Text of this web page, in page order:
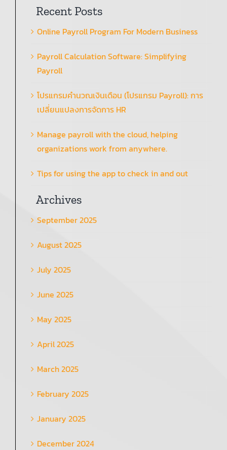
Recent Posts
Online Payroll Program For Modern Business
Payroll Calculation Software: Simplifying
Payroll
โปรแกรมคำนวณเงินเดือน (โปรแกรม Payroll): การ
เปลี่ยนแปลงการจัดการ HR
Manage payroll with the cloud, helping
organizations work from anywhere.
Tips for using the app to check in and out
Archives
September 2025
August 2025
July 2025
June 2025
May 2025
April 2025
March 2025
February 2025
January 2025
December 2024